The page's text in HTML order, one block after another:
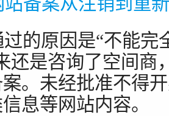
的原因是“不能完
还是咨询了空间商
。未经批准不得
息等网站内容。